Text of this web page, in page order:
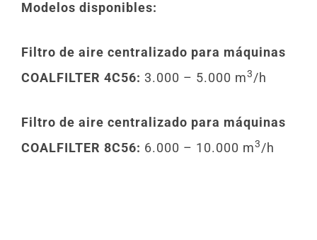
Modelos disponibles:
Filtro de aire centralizado para máquinas
COALFILTER 4C56: 3.000 – 5.000 m3/h
Filtro de aire centralizado para máquinas
COALFILTER 8C56: 6.000 – 10.000 m3/h